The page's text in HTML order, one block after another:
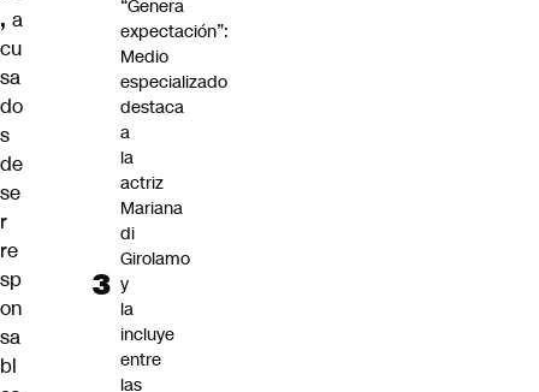
, a
cu
sa
do
s
de
se
r
re
sp
on
sa
bl
“Genera
expectación”:
Medio
especializado
destaca
a
la
actriz
Mariana
di
Girolamo
y
la
incluye
entre
las